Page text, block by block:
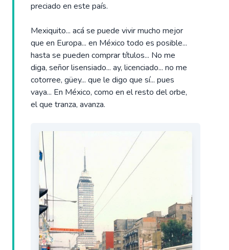
preciado en este país.
Mexiquito... acá se puede vivir mucho mejor
que en Europa... en México todo es posible...
hasta se pueden comprar títulos... No me
diga, señor lisensiado... ay, licenciado... no me
cotorree, güey... que le digo que sí... pues
vaya... En México, como en el resto del orbe,
el que tranza, avanza.